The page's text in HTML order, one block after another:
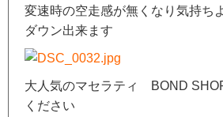
変速時の空走感が無くなり気持ち
ダウン出来ます
大人気のマセラティ BOND
ください